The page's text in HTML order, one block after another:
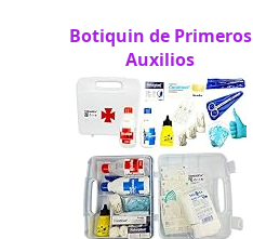
Botiquin de Primeros
Auxilios